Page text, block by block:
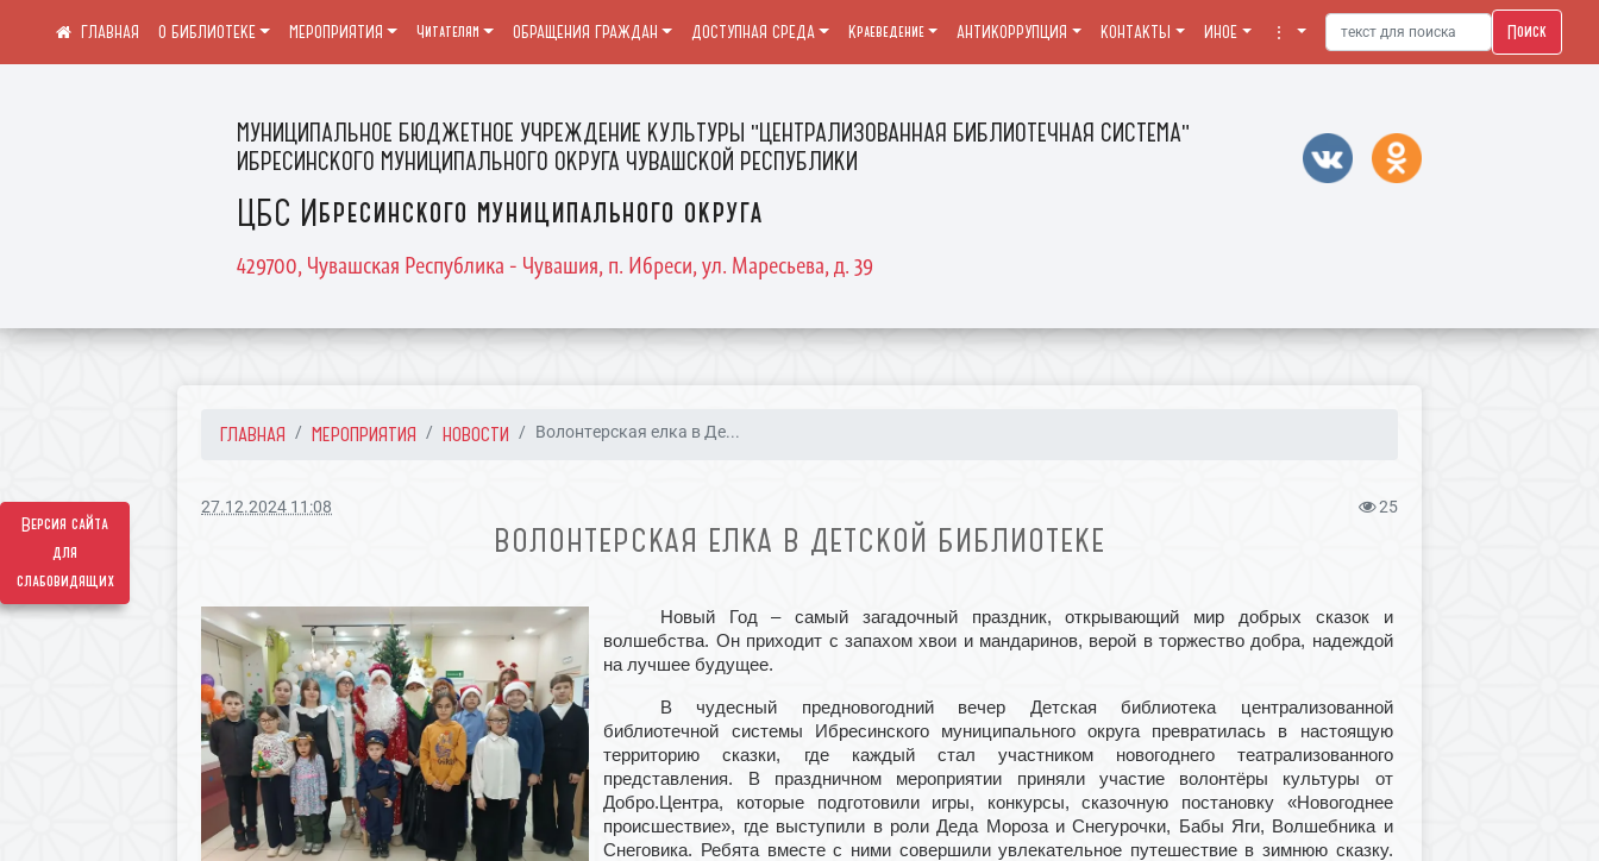
Версия сайта
для
слабовидящих
МУНИЦИПАЛЬНОЕ БЮДЖЕТНОЕ УЧРЕЖДЕНИЕ КУЛЬТУРЫ "ЦЕНТРАЛИЗОВАННАЯ БИБЛИОТЕЧНАЯ СИСТЕМА"
ИБРЕСИНСКОГО МУНИЦИПАЛЬНОГО ОКРУГА ЧУВАШСКОЙ РЕСПУБЛИКИ
ЦБС Ибресинского муниципального округа
429700, Чувашская Республика - Чувашия, п. Ибреси, ул. Маресьева, д. 39
О БИБЛИОТЕКЕ МЕРОПРИЯТИЯ Читателям ОБРАЩЕНИЯ ГРАЖДАН ДОСТУПНАЯ СРЕДА Краеведение АНТИКОРРУПЦИЯ КОНТАКТЫ ИНОЕ ⋮ Поиск
ГЛАВНАЯ МЕРОПРИЯТИЯ НОВОСТИ Волонтерская елка в Де...
27.12.2024 11:08 25
ВОЛОНТЕРСКАЯ ЕЛКА В ДЕТСКОЙ БИБЛИОТЕКЕ
Новый Год – самый загадочный праздник, открывающий мир добрых сказок и
волшебства. Он приходит с запахом хвои и мандаринов, верой в торжество добра, надеждой
на лучшее будущее.
В чудесный предновогодний вечер Детская библиотека централизованной
библиотечной системы Ибресинского муниципального округа превратилась в настоящую
территорию сказки, где каждый стал участником новогоднего театрализованного
представления. В праздничном мероприятии приняли участие волонтёры культуры от
Добро.Центра, которые подготовили игры, конкурсы, сказочную постановку «Новогоднее
происшествие», где выступили в роли Деда Мороза и Снегурочки, Бабы Яги, Волшебника и
Снеговика. Ребята вместе с ними совершили увлекательное путешествие в зимнюю сказку.